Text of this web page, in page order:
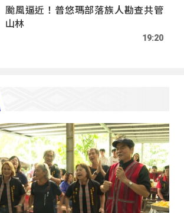
颱風逼近！普悠瑪部落族人勘查共管
山林
19:20